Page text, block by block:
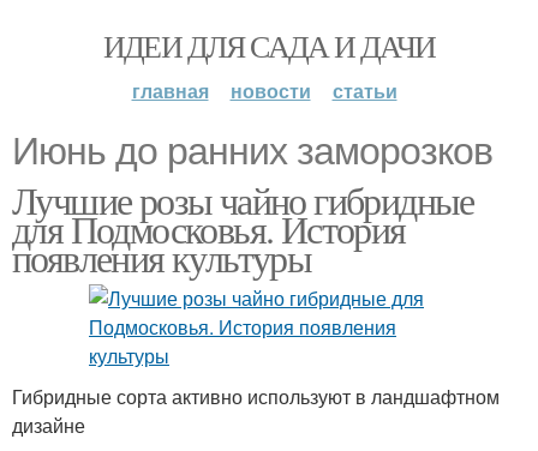
ИДЕИ ДЛЯ САДА И ДАЧИ
главная новости статьи
Июнь до ранних заморозков
Лучшие розы чайно гибридные
для Подмосковья. История
появления культуры
Гибридные сорта активно используют в ландшафтном
дизайне